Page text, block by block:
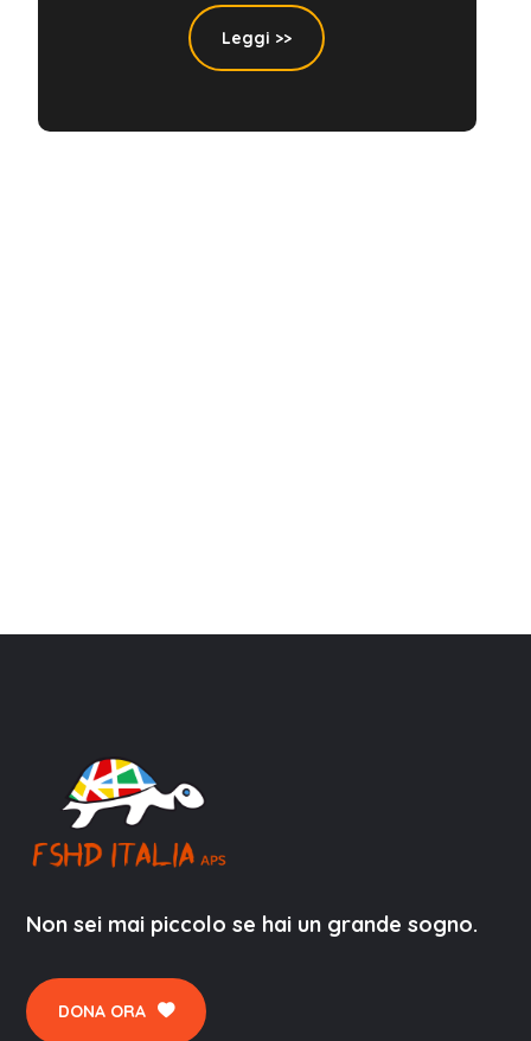
Leggi >>
Non sei mai piccolo se hai un grande sogno.
DONA ORA